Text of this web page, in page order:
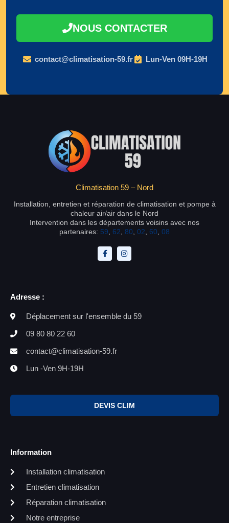
NOUS CONTACTER
contact@climatisation-59.fr Lun-Ven 09H-19H
Climatisation 59 – Nord
Installation, entretien et réparation de climatisation et pompe à
chaleur air/air dans le Nord
Intervention dans les départements voisins avec nos
partenaires: 59 62 80 02 60 08
Adresse :
Déplacement sur l'ensemble du 59
09 80 80 22 60
contact@climatisation-59.fr
Lun -Ven 9H-19H
DEVIS CLIM
Information
Installation climatisation
Entretien climatisation
Réparation climatisation
Notre entreprise